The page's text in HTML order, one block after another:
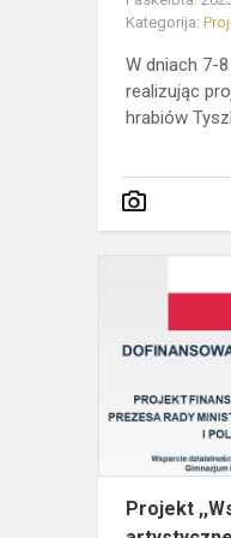
Kategorija:
W dniach 7-8
realizując
hrabiów
Projekt